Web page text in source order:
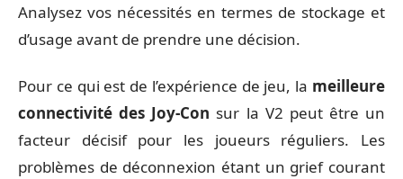
Analysez vos nécessités en termes de stockage et
d’usage avant de prendre une décision.
Pour ce qui est de l’expérience de jeu, la meilleure
connectivité des Joy-Con sur la V2 peut être un
facteur décisif pour les joueurs réguliers. Les
problèmes de déconnexion étant un grief courant